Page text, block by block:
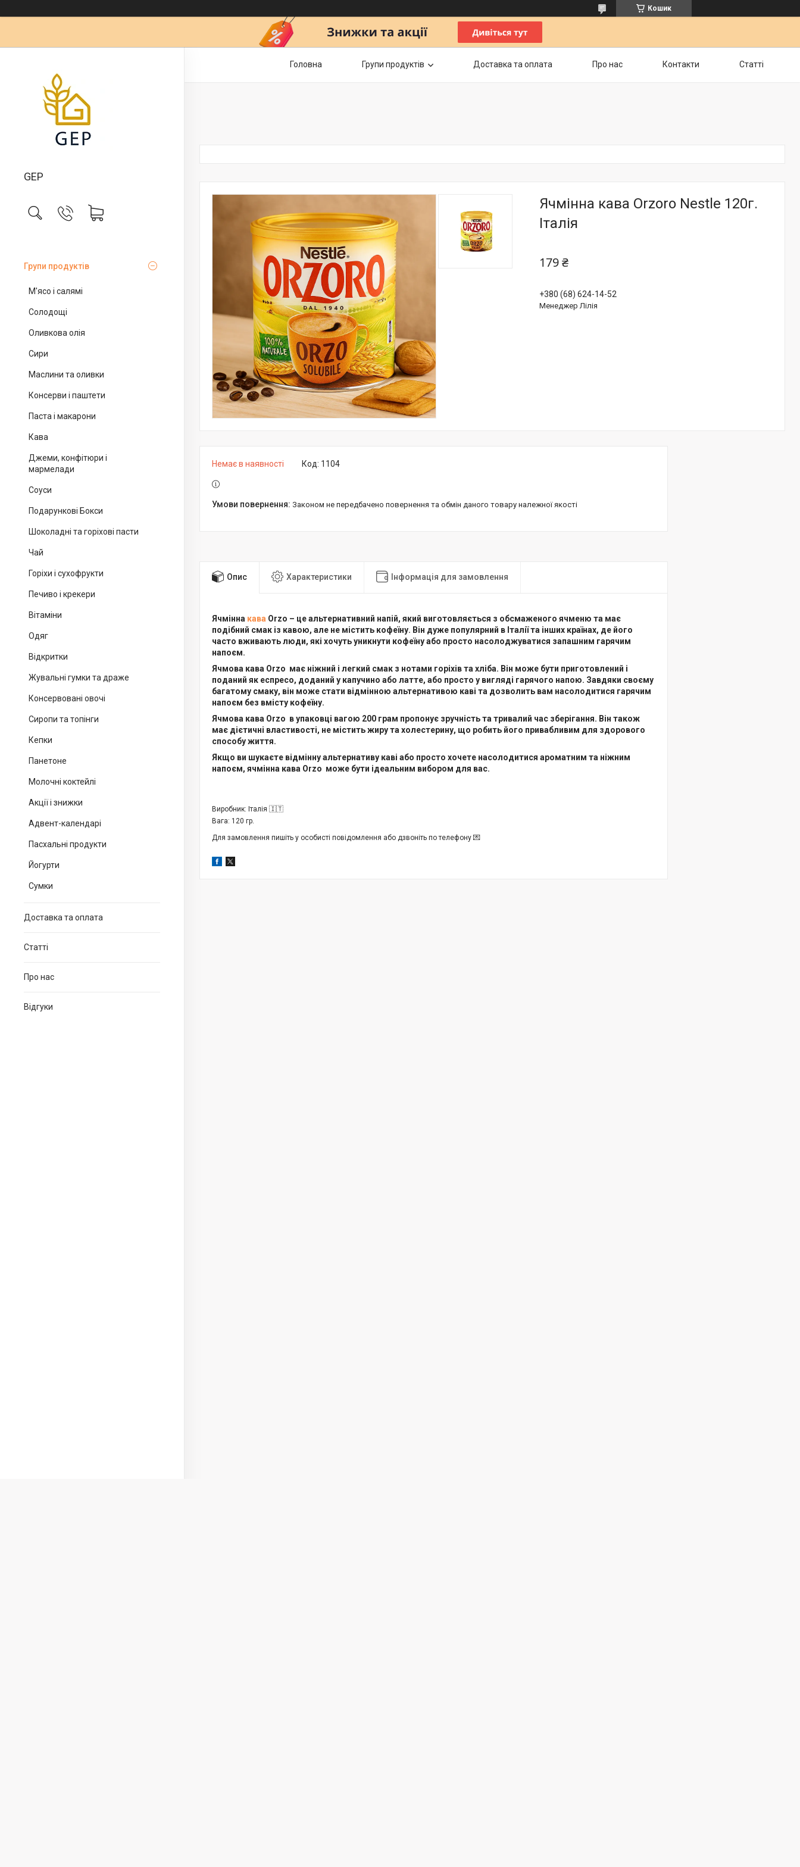
Кошик
GEP
Групи продуктів
М'ясо і салямі
Солодощі
Оливкова олія
Сири
Маслини та оливки
Консерви і паштети
Паста і макарони
Кава
Джеми, конфітюри і
мармелади
Соуси
Подарункові Бокси
Шоколадні та горіхові пасти
Чай
Горіхи і сухофрукти
Печиво і крекери
Вітаміни
Одяг
Відкритки
Жувальні гумки та драже
Консервовані овочі
Сиропи та топінги
Кепки
Панетоне
Молочні коктейлі
Акції і знижки
Адвент-календарі
Пасхальні продукти
Йогурти
Сумки
Доставка та оплата
Статті
Про нас
Відгуки
Головна Групи продуктів Доставка та оплата Про нас Контакти Статті
Ячмінна кава Orzoro Nestle 120г.
Італія
179 ₴
+380 (68) 624-14-52
Менеджер Лілія
Немає в наявності Код: 1104
Законом не передбачено повернення та обмін даного товару належної якості
Опис Характеристики Інформація для замовлення
Ячмінна кава Orzo – це альтернативний напій, який виготовляється з обсмаженого ячменю та має
подібний смак із кавою, але не містить кофеїну. Він дуже популярний в Італії та інших країнах, де його
часто вживають люди, які хочуть уникнути кофеїну або просто насолоджуватися запашним гарячим
напоєм.
Ячмова кава Orzo має ніжний і легкий смак з нотами горіхів та хліба. Він може бути приготовлений і
поданий як еспресо, доданий у капучино або латте, або просто у вигляді гарячого напою. Завдяки своєму
багатому смаку, він може стати відмінною альтернативою каві та дозволить вам насолодитися гарячим
напоєм без вмісту кофеїну.
Ячмова кава Orzo в упаковці вагою 200 грам пропонує зручність та тривалий час зберігання. Він також
має дієтичні властивості, не містить жиру та холестерину, що робить його привабливим для здорового
способу життя.
Якщо ви шукаєте відмінну альтернативу каві або просто хочете насолодитися ароматним та ніжним
напоєм, ячмінна кава Orzo може бути ідеальним вибором для вас.
Виробник: Італія 🇮🇹
Вага: 120 гр
Для замовлення пишіть у особисті повідомлення або дзвоніть по телефону 💌